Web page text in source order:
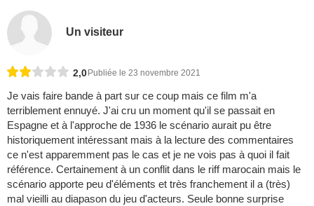
Un visiteur
2,0 Publiée le 23 novembre 2021
Je vais faire bande à part sur ce coup mais ce film m'a
terriblement ennuyé. J'ai cru un moment qu'il se passait en
Espagne et à l'approche de 1936 le scénario aurait pu être
historiquement intéressant mais à la lecture des commentaires
ce n'est apparemment pas le cas et je ne vois pas à quoi il fait
référence. Certainement à un conflit dans le riff marocain mais le
scénario apporte peu d'éléments et très franchement il a (très)
mal vieilli au diapason du jeu d'acteurs. Seule bonne surprise